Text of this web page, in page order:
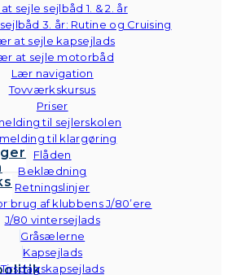
sejle sejlbåd 1. & 2. år
3. år: Rutine og Cruising
at sejle kapsejlads
at sejle motorbåd
Lær navigation
Tovværkskursus
Priser
til sejlerskolen
til klargøring
Flåden
Beklædning
Retningslinjer
brug af klubbens J/80’ere
J/80 vintersejlads
Gråsælerne
Kapsejlads
Tirsdagskapsejlads